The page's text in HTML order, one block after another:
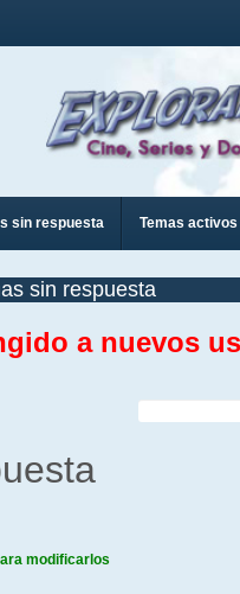
sin respuesta Temas activos
sin respuesta
a nuevos
modificarlos